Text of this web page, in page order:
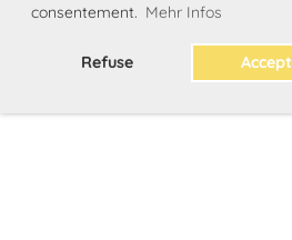
consentement. Mehr Infos
Refuse Accept